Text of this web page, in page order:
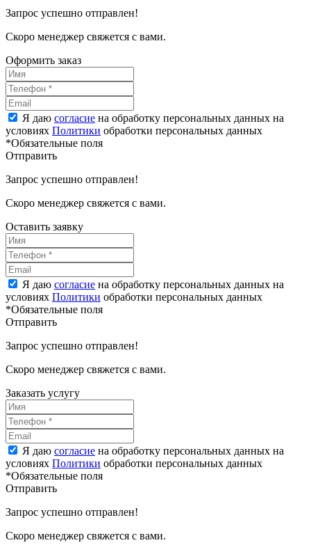
Запрос успешно отправлен!
Скоро менеджер свяжется с вами.
Оформить заказ
Я даю согласие на обработку персональных данных на
условиях Политики обработки персональных данных
*Обязательные поля
Отправить
Запрос успешно отправлен!
Скоро менеджер свяжется с вами.
Оставить заявку
Я даю согласие на обработку персональных данных на
условиях Политики обработки персональных данных
*Обязательные поля
Отправить
Запрос успешно отправлен!
Скоро менеджер свяжется с вами.
Заказать услугу
Я даю согласие на обработку персональных данных на
условиях Политики обработки персональных данных
*Обязательные поля
Отправить
Запрос успешно отправлен!
Скоро менеджер свяжется с вами.